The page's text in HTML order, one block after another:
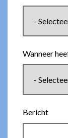
Wanneer
Bericht